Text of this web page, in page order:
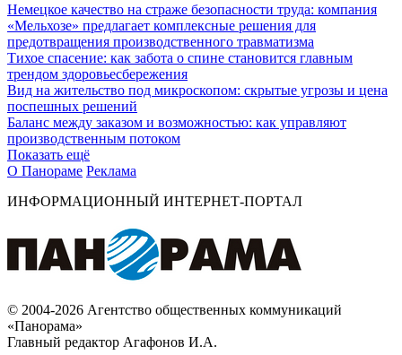
Немецкое качество на страже безопасности труда: компания
«Мельхозе» предлагает комплексные решения для
предотвращения производственного травматизма
Тихое спасение: как забота о спине становится главным
трендом здоровьесбережения
Вид на жительство под микроскопом: скрытые угрозы и цена
поспешных решений
Баланс между заказом и возможностью: как управляют
производственным потоком
Показать ещё
О Панораме Реклама
ИНФОРМАЦИОННЫЙ ИНТЕРНЕТ-ПОРТАЛ
© 2004-2026 Агентство общественных коммуникаций
«Панорама»
Главный редактор Агафонов И.А.